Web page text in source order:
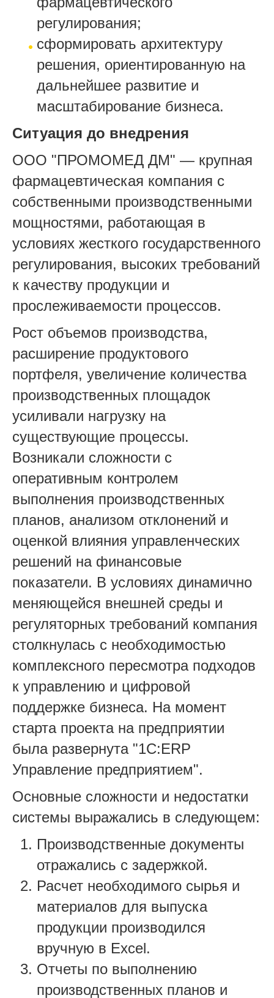
регулирования;
сформировать архитектуру
решения, ориентированную на
дальнейшее развитие и
масштабирование бизнеса.
Ситуация до внедрения
ООО "ПРОМОМЕД ДМ" — крупная
фармацевтическая компания с
собственными производственными
мощностями, работающая в
условиях жесткого государственного
регулирования, высоких требований
к качеству продукции и
прослеживаемости процессов.
Рост объемов производства,
расширение продуктового
портфеля, увеличение количества
производственных площадок
усиливали нагрузку на
существующие процессы.
Возникали сложности с
оперативным контролем
выполнения производственных
планов, анализом отклонений и
оценкой влияния управленческих
решений на финансовые
показатели. В условиях динамично
меняющейся внешней среды и
регуляторных требований компания
столкнулась с необходимостью
комплексного пересмотра подходов
к управлению и цифровой
поддержке бизнеса. На момент
старта проекта на предприятии
была развернута "1С:ERP
Управление предприятием".
Основные сложности и недостатки
системы выражались в следующем:
Производственные документы
отражались с задержкой.
Расчет необходимого сырья и
материалов для выпуска
продукции производился
вручную в Excel.
Отчеты по выполнению
производственных планов и